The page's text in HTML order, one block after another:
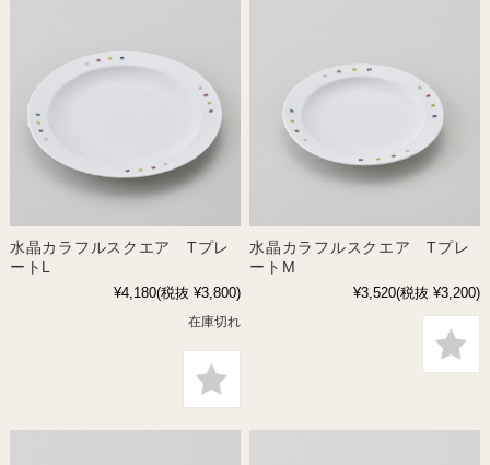
水晶カラフルスクエア Tプレ
ートL
¥4,180(税抜 ¥3,800)
在庫切れ
水晶カラフルスクエア Tプレ
ートM
¥3,520(税抜 ¥3,200)